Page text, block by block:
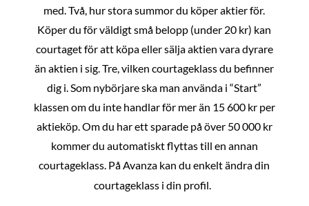
med. Två, hur stora summor du köper aktier för.
Köper du för väldigt små belopp (under 20 kr) kan
courtaget för att köpa eller sälja aktien vara dyrare
än aktien i sig. Tre, vilken courtageklass du befinner
dig i. Som nybörjare ska man använda i “Start”
klassen om du inte handlar för mer än 15 600 kr per
aktieköp. Om du har ett sparade på över 50 000 kr
kommer du automatiskt flyttas till en annan
courtageklass. På Avanza kan du enkelt ändra din
courtageklass i din profil.